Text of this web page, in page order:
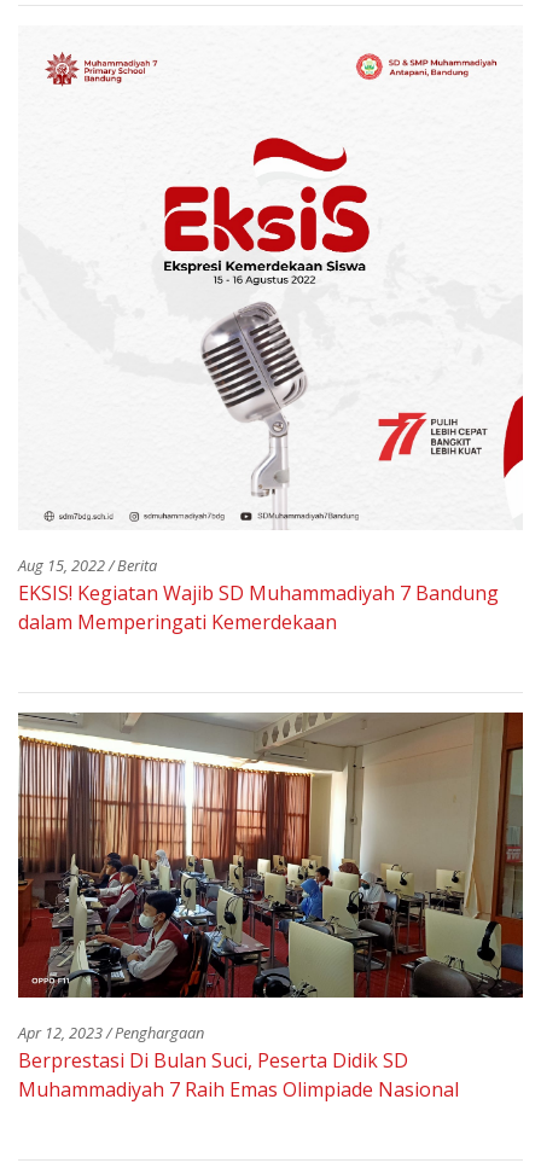
Aug 15, 2022 / Berita
EKSIS! Kegiatan Wajib SD Muhammadiyah 7 Bandung
dalam Memperingati Kemerdekaan
Apr 12, 2023 / Penghargaan
Berprestasi Di Bulan Suci, Peserta Didik SD
Muhammadiyah 7 Raih Emas Olimpiade Nasional